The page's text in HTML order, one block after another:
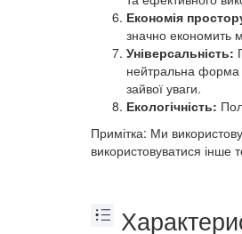
Економія
значно економить
Універсальність:
нейтральна форма
зайвої уваги.
Екологічність:
Примітка: Ми
використовуватися інше